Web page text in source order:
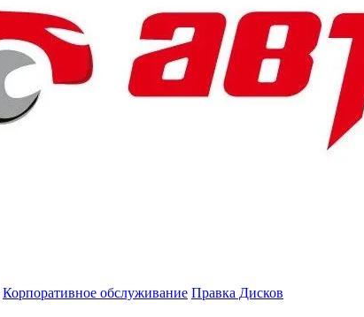
Корпоративное обслуживание Правка Дисков